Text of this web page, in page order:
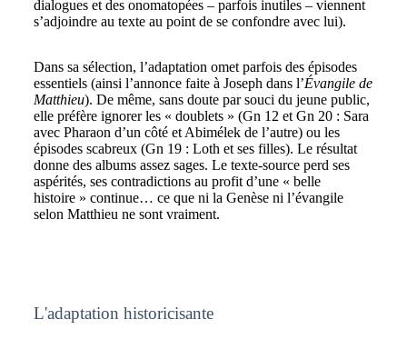
dialogues et des onomatopées – parfois inutiles – viennent
s’adjoindre au texte au point de se confondre avec lui).
Dans sa sélection, l’adaptation omet parfois des épisodes
essentiels (ainsi l’annonce faite à Joseph dans l’Évangile de
Matthieu). De même, sans doute par souci du jeune public,
elle préfère ignorer les « doublets » (Gn 12 et Gn 20 : Sara
avec Pharaon d’un côté et Abimélek de l’autre) ou les
épisodes scabreux (Gn 19 : Loth et ses filles). Le résultat
donne des albums assez sages. Le texte-source perd ses
aspérités, ses contradictions au profit d’une « belle
histoire » continue… ce que ni la Genèse ni l’évangile
selon Matthieu ne sont vraiment.
L'adaptation historicisante